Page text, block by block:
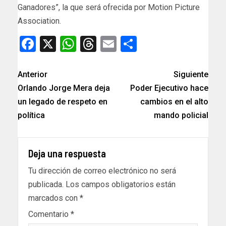
Ganadores”, la que será ofrecida por Motion Picture
Association.
Facebook
X WhatsApp
Threads
Email
Anterior
Orlando Jorge Mera deja
un legado de respeto en
política
Siguiente
Poder Ejecutivo hace
cambios en el alto
mando policial
Deja una respuesta
Tu dirección de correo electrónico no será
publicada. Los campos obligatorios están
marcados con *
Comentario *